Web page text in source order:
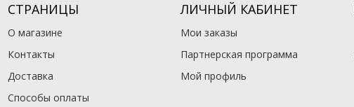
СТРАНИЦЫ
О магазине
Контакты
Доставка
Способы оплаты
ЛИЧНЫЙ КАБИНЕТ
Мои заказы
Партнерская программа
Мой профиль